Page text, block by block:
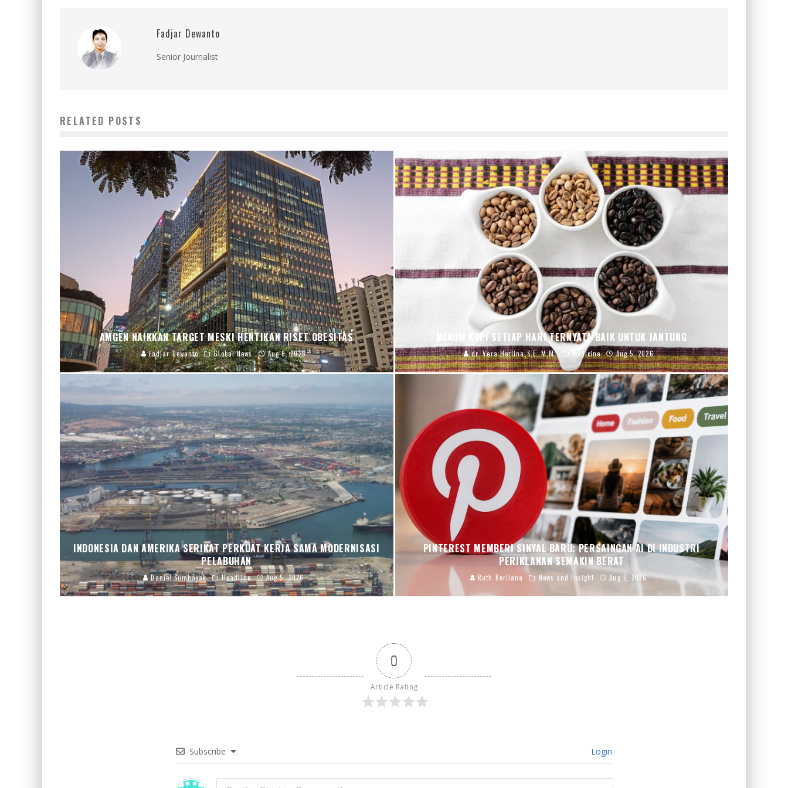
Fadjar Dewanto
Senior Journalist
RELATED POSTS
AMGEN NAIKKAN TARGET MESKI HENTIKAN RISET OBESITAS
Fadjar Dewanto Global News Aug 6, 2026
MINUM KOPI SETIAP HARI TERNYATA BAIK UNTUK JANTUNG
dr. Vera Herlina,S.E.,M.M. Medicine Aug 5, 2026
INDONESIA DAN AMERIKA SERIKAT PERKUAT KERJA SAMA MODERNISASI
PELABUHAN
Daniel Sumbayak Headline Aug 5, 2026
PINTEREST MEMBERI SINYAL BARU: PERSAINGAN AI DI INDUSTRI
PERIKLANAN SEMAKIN BERAT
Ruth Berliana News and Insight Aug 5, 2026
0
Article Rating
Subscribe Login